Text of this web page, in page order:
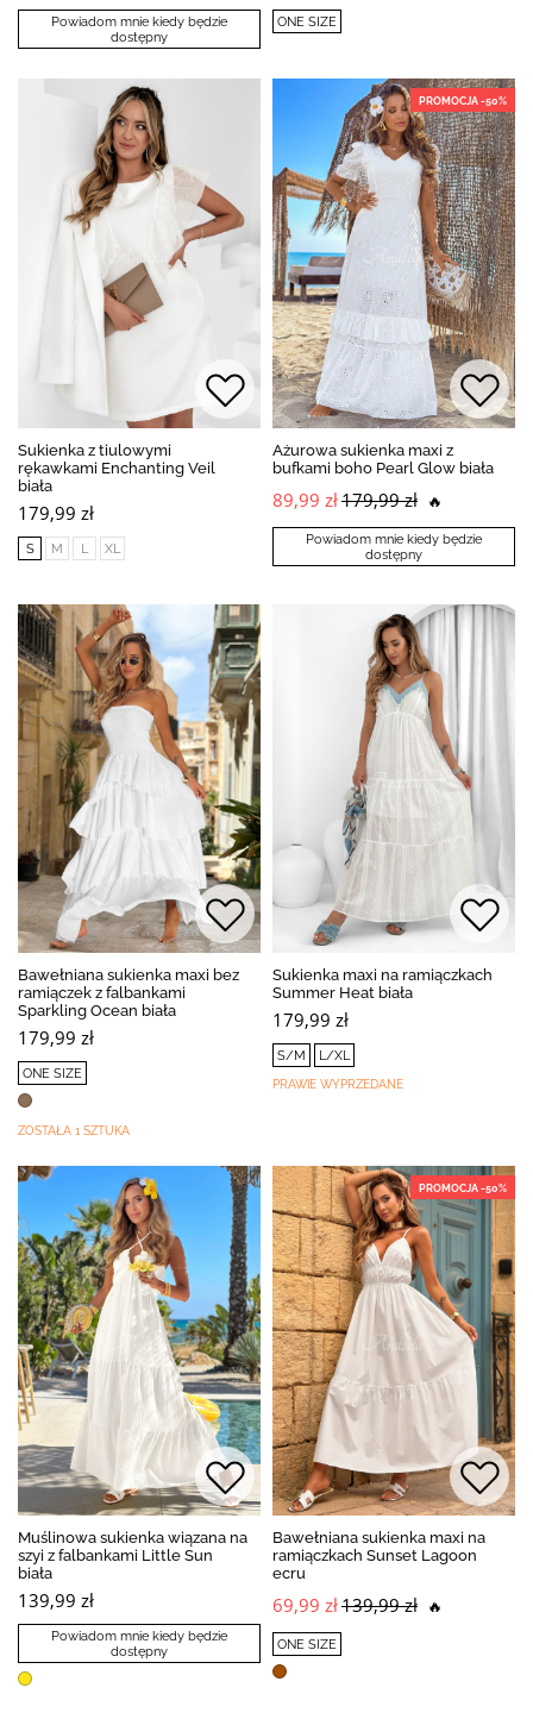
Powiadom mnie kiedy będzie
dostępny
ONE SIZE
Sukienka z tiulowymi
rękawkami Enchanting Veil
biała
179,99 zł
S M L XL
PROMOCJA -50%
Ażurowa sukienka maxi z
bufkami boho Pearl Glow biała
89,99 zł179,99 zł 🔥
Powiadom mnie kiedy będzie
dostępny
Bawełniana sukienka maxi bez
ramiączek z falbankami
Sparkling Ocean biała
179,99 zł
ONE SIZE
ZOSTAŁA 1 SZTUKA
Sukienka maxi na ramiączkach
Summer Heat biała
179,99 zł
S/M L/XL
PRAWIE WYPRZEDANE
Muślinowa sukienka wiązana na
szyi z falbankami Little Sun
biała
139,99 zł
Powiadom mnie kiedy będzie
dostępny
PROMOCJA -50%
Bawełniana sukienka maxi na
ramiączkach Sunset Lagoon
ecru
69,99 zł139,99 zł 🔥
ONE SIZE